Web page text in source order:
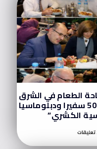
الطعام في الشرق
الأوسط.. ويستضيف أكثر من 50 سفيرا ودبلوماسيا
الكشري”